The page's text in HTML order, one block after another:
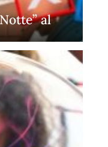
al